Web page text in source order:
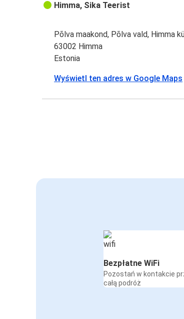
Himma, Sika Teerist
Põlva maakond, Põlva vald, Himma
63002 Himma
Estonia
Wyświetl ten adres w Google Maps
Bezpłatne WiFi
Pozostań w kontakcie
całą podróż